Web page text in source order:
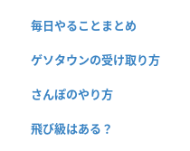
毎日やることまとめ
ゲソタウンの受け取り方
さんぽのやり方
飛び級はある？